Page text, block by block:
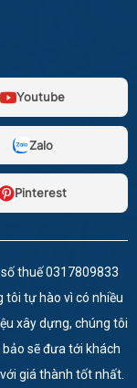
Youtube
Zalo
Pinterest
số thuế 0317809833
tự hào vì có nhiều
xây dựng, chúng tôi
sẽ đưa tới khách
giá thành tốt nhất.